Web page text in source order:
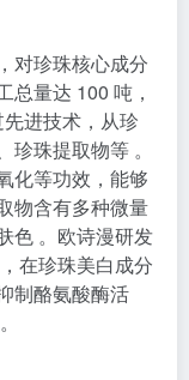
对珍珠核心成分
总量达 100 吨，
进技术，从珍
珠提取物等 。
化等功效，能够
物含有多种微量
色 。欧诗漫研发
在珍珠美白成分
制酪氨酸酶活